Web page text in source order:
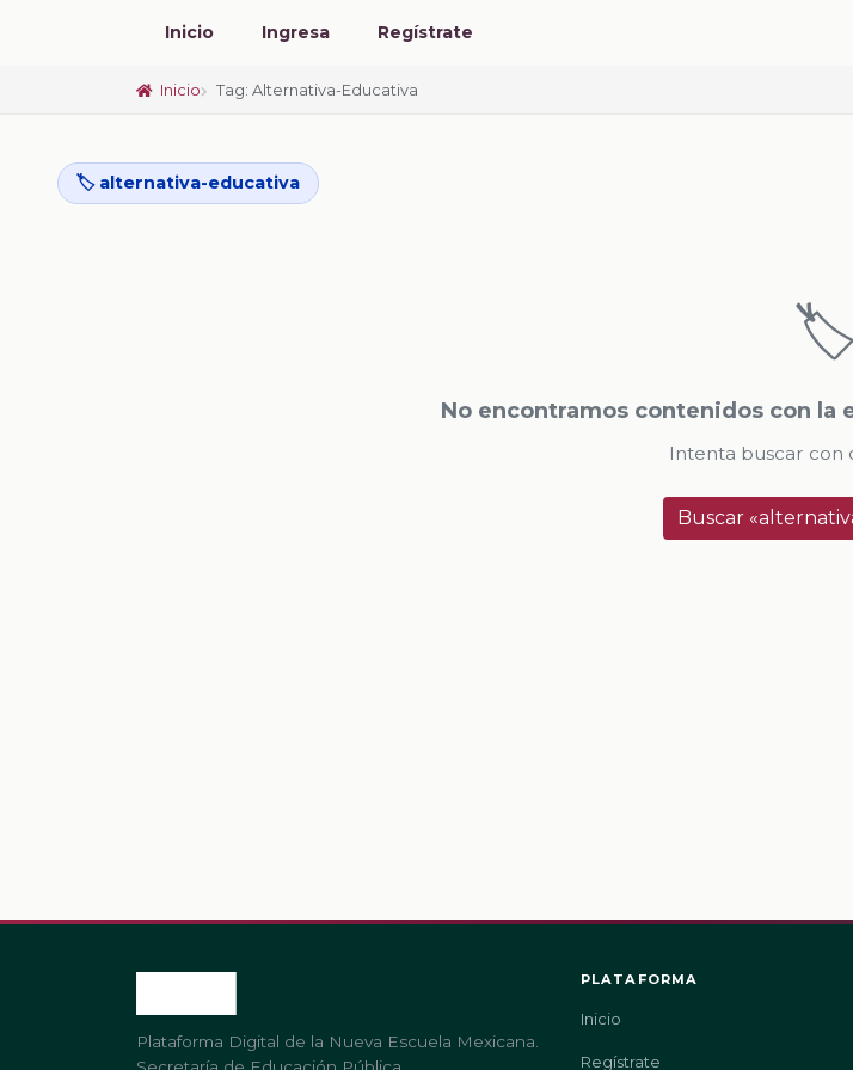
Inicio Ingresa Regístrate
Inicio Tag: Alternativa-Educativa
🏷️ alternativa-educativa
🏷️
No encontramos contenidos con la
Intenta buscar con
Buscar
Plataforma Digital de la Nueva Escuela Mexicana.
PLATAFORMA
Inicio
Regístrate